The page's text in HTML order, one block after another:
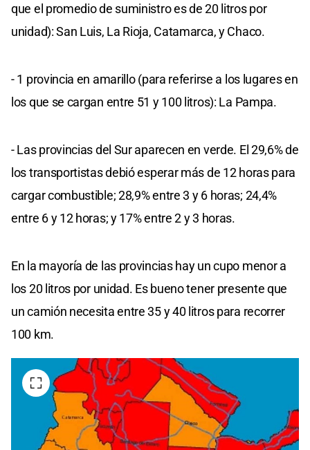
que el promedio de suministro es de 20 litros por
unidad): San Luis, La Rioja, Catamarca, y Chaco.
- 1 provincia en amarillo (para referirse a los lugares en
los que se cargan entre 51 y 100 litros): La Pampa.
- Las provincias del Sur aparecen en verde. El 29,6% de
los transportistas debió esperar más de 12 horas para
cargar combustible; 28,9% entre 3 y 6 horas; 24,4%
entre 6 y 12 horas; y 17% entre 2 y 3 horas.
En la mayoría de las provincias hay un cupo menor a
los 20 litros por unidad. Es bueno tener presente que
un camión necesita entre 35 y 40 litros para recorrer
100 km.